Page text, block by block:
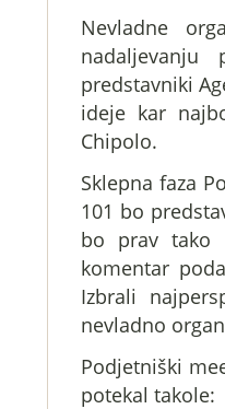
Nevladne
predstavniki
ideje kar
Chipolo.
Sklepna faza
101 bo
bo prav tako
komentar
Izbrali
nevladno
Podjetniški
potekal takole: